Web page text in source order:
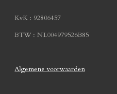
KvK : 92806457
BTW : NL004979526B85
Algemene voorwaarden